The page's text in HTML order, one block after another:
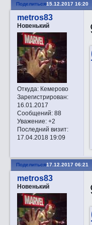
Поделиться15.12.2017 16:20
metros83
Новенький
Откуда:Кемерово
Зарегистрирован:
16.01.2017
Сообщений:88
Уважение: +2
Последний визит:
17.04.2018 19:09
Поделиться17.12.2017 06:21
metros83
Новенький